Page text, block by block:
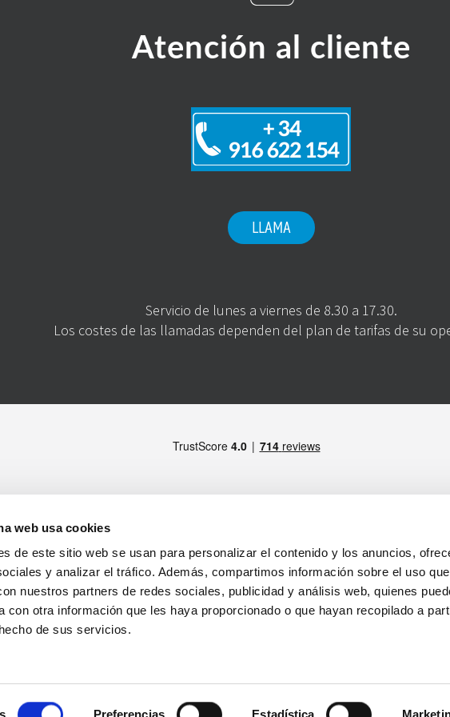
web usa cookies
de este sitio web se usan para personalizar el contenido y los anuncios,
y analizar el tráfico. Además, compartimos información sobre el uso
nuestros partners de redes sociales, publicidad y análisis web, quienes
con otra información que les haya proporcionado o que hayan recopilado a
de sus servicios.
Preferencias Estadística
Atención al cliente
LLAMA
Servicio de lunes a viernes de 8.30 a 17.30.
Los costes de las llamadas dependen del plan de tarifas de su
de Henares (Madrid)
informativa sobre el tratamiento de los datos personales
Splendid s.p.a.
Retirada de productos
MIEMBRO DE
SÍGUENOS